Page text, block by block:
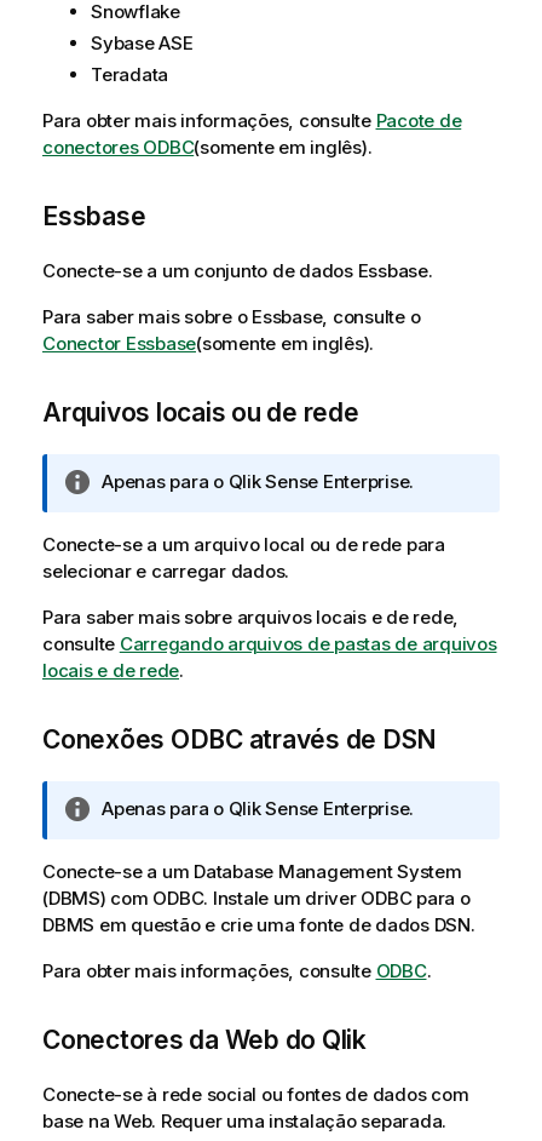
Snowflake
Sybase ASE
Teradata
Para obter mais informações, consulte Pacote de
conectores ODBC(somente em inglês).
Essbase
Conecte-se a um conjunto de dadosEssbase.
Para saber mais sobre o Essbase, consulte o
Conector Essbase(somente em inglês).
Arquivos locais ou de rede
N
n
f
o
a
i
Apenas para o Qlik Sense Enterprise.
Conecte-se a um arquivo local ou de rede para
selecionar e carregar dados.
Para saber mais sobre arquivos locais e de rede,
consulte Carregando arquivos de pastas de arquivos
locais e de rede.
Conexões ODBC através de DSN
N
a
i
f
m
t
i
Apenas para o Qlik Sense Enterprise.
Conecte-se a um Database Management System
(DBMS) com ODBC. Instale um driver ODBCpara o
DBMS em questão e crie uma fonte de dados DSN.
Para obter mais informações, consulte ODBC.
Conectores da Web do Qlik
Conecte-se à rede social ou fontes de dados com
base na Web. Requer uma instalação separada.